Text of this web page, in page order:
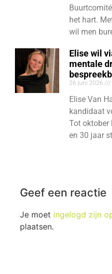
het hart.
wil men
Elise wil
mentale
26 juni 2026
Elise Van
kandidaat
Tot oktober
en 30 jaar
Geef een reactie
Je moet ingelogd zijn
plaatsen.